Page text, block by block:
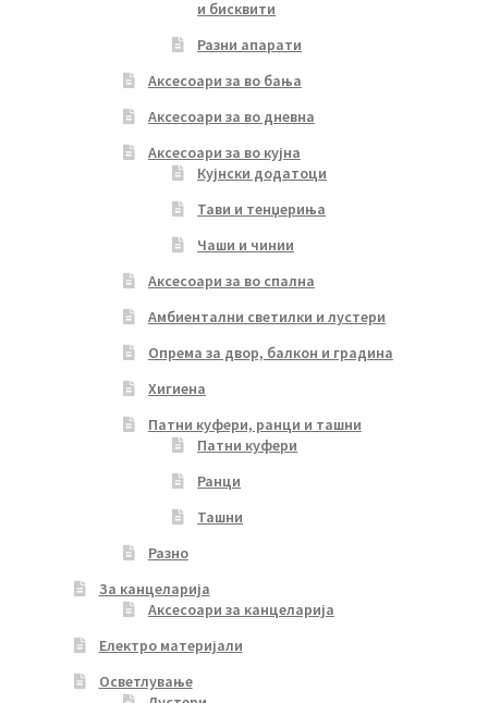
и бисквити
Разни апарати
Аксесоари за во бања
Аксесоари за во дневна
Аксесоари за во кујна
Кујнски додатоци
Тави и тенџериња
Чаши и чинии
Аксесоари за во спална
Амбиентални светилки и лустери
Опрема за двор, балкон и градина
Хигиена
Патни куфери, ранци и ташни
Патни куфери
Ранци
Ташни
Разно
За канцеларија
Аксесоари за канцеларија
Електро материјали
Осветлување